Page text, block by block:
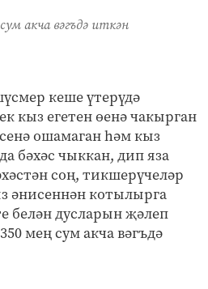
акча вәгъдә иткән
кеше үтерүдә
кыз егетен өенә чакырган
ошамаган һәм кыз
бәхәс чыккан, дип яза
соң, тикшерүчеләр
әнисеннән котылырга
белән дусларын җәлеп
мең сум акча вәгъдә